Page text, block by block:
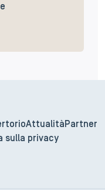
Attualità Partner
sulla privacy